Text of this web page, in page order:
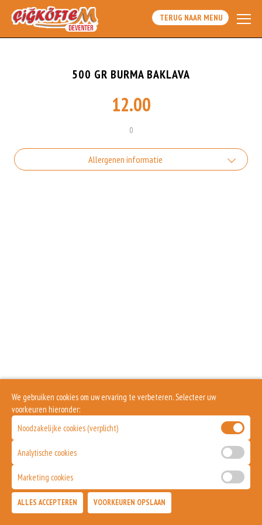
TERUG NAAR MENU
500 GR BURMA BAKLAVA
12.00
0
Allergenen informatie
We gebruiken cookies om uw ervaring te verbeteren. Selecteer uw
voorkeuren hieronder:
Noodzakelijke cookies (verplicht)
Analytische cookies
Marketing cookies
ALLES ACCEPTEREN VOORKEUREN OPSLAAN